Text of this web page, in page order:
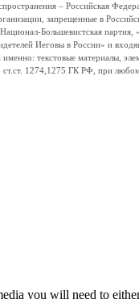
– Российская
запрещенные в
Большевистская
Иеговы в России» и
текстовые материалы,
ст.ст. 1274,1275 ГК РФ, при
you will need to